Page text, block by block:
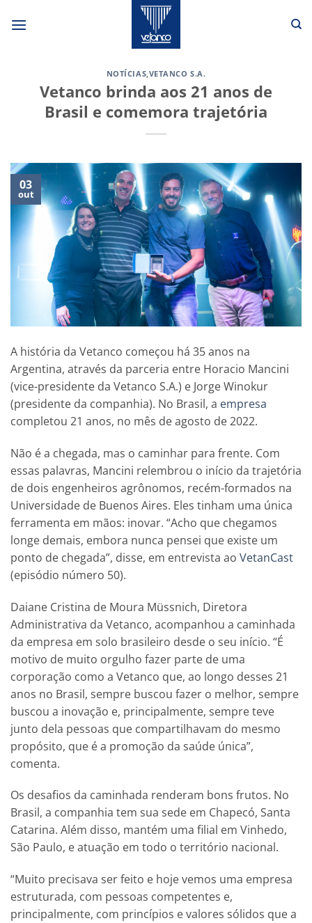
NOTÍCIAS,VETANCO S.A.
Vetanco brinda aos 21 anos de
Brasil e comemora trajetória
03
out
A história da Vetanco começou há 35 anos na
Argentina, através da parceria entre Horacio Mancini
(vice-presidente da Vetanco S.A.) e Jorge Winokur
(presidente da companhia). No Brasil, a empresa
completou 21 anos, no mês de agosto de 2022.
Não é a chegada, mas o caminhar para frente. Com
essas palavras, Mancini relembrou o início da trajetória
de dois engenheiros agrônomos, recém-formados na
Universidade de Buenos Aires. Eles tinham uma única
ferramenta em mãos: inovar. “Acho que chegamos
longe demais, embora nunca pensei que existe um
ponto de chegada”, disse, em entrevista ao VetanCast
(episódio número 50).
Daiane Cristina de Moura Müssnich, Diretora
Administrativa da Vetanco, acompanhou a caminhada
da empresa em solo brasileiro desde o seu início. “É
motivo de muito orgulho fazer parte de uma
corporação como a Vetanco que, ao longo desses 21
anos no Brasil, sempre buscou fazer o melhor, sempre
buscou a inovação e, principalmente, sempre teve
junto dela pessoas que compartilhavam do mesmo
propósito, que é a promoção da saúde única”,
comenta.
Os desafios da caminhada renderam bons frutos. No
Brasil, a companhia tem sua sede em Chapecó, Santa
Catarina. Além disso, mantém uma filial em Vinhedo,
São Paulo, e atuação em todo o território nacional.
“Muito precisava ser feito e hoje vemos uma empresa
estruturada, com pessoas competentes e,
principalmente, com princípios e valores sólidos que a